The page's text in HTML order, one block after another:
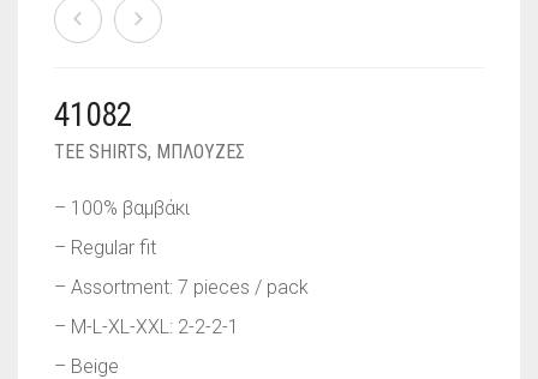
41082
TEE SHIRTS, ΜΠΛΟΥΖΕΣ
– 100% βαμβάκι
– Regular fit
– Assortment: 7 pieces / pack
– M-L-XL-XXL: 2-2-2-1
– Beige